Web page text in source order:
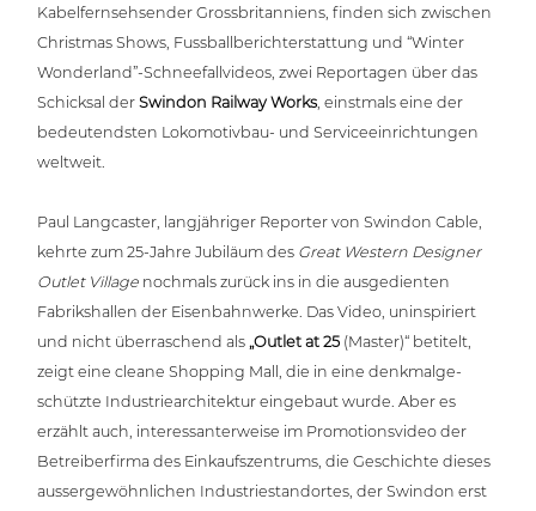
Kabel­fern­seh­sen­der Gross­bri­tan­ni­ens, finden sich zwischen
Christmas Shows, Fuss­ball­be­richt­erstat­tung und “Winter
Wonderland”-Schneefallvideos, zwei Repor­ta­gen über das
Schicksal derSwindon Railway Works, einstmals eine der
bedeu­tends­ten Loko­mo­tiv­bau- und Ser­vice­ein­rich­tun­gen
weltweit.
Paul Lang­cas­ter, lang­jäh­ri­ger Reporter von Swindon Cable,
kehrte zum 25-Jahre Jubiläum des Great Western Designer
Outlet Village nochmals zurück ins in die aus­ge­dien­ten
Fabriks­hal­len der Eisen­bahn­wer­ke. Das Video, unin­spi­riert
und nicht über­ra­schend als„Outlet at 25 (Master)“ betitelt,
zeigt eine cleane Shopping Mall, die in eine denk­mal­ge­
schütz­te Indus­trie­ar­chi­tek­tur eingebaut wurde. Aber es
erzählt auch, inter­es­san­ter­wei­se im Pro­mo­ti­ons­vi­deo der
Betrei­ber­fir­ma des Ein­kaufs­zen­trums, die Geschich­te dieses
aus­ser­ge­wöhn­li­chen Indus­trie­stand­or­tes, der Swindon erst